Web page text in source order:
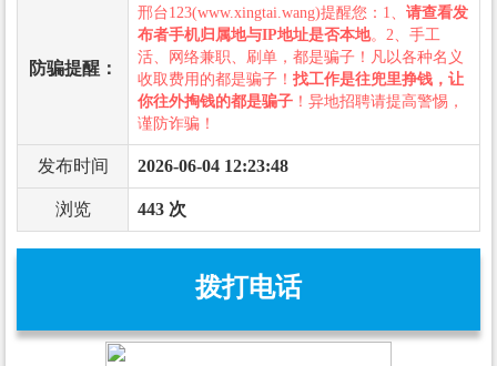
防骗提醒：
邢台123(www.xingtai.wang)提醒您：1、 请查看发
布者手机归属地与IP地址是否本地。2、手工
活、网络兼职、刷单，都是骗子！凡以各种名义
收取费用的都是骗子！ 找工作是往兜里挣钱，让
你往外掏钱的都是骗子 ！异地招聘请提高警惕，
谨防诈骗！
发布时间 2026-06-04 12:23:48
浏览 443 次
拨打电话